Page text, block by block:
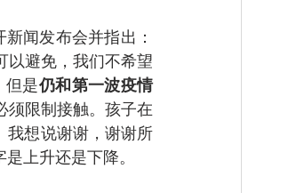
闻发布会并指出：
以避免，我们不希望
但是仍和第一波疫情
须限制接触。孩子在
我想说谢谢，谢谢所
上升还是下降。